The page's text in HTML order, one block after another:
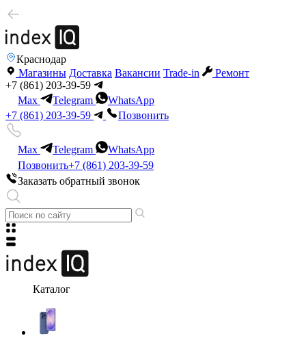
Краснодар
Магазины Доставка Вакансии Trade-in
Ремонт
+7 (861) 203-39-59
Max
Telegram
WhatsApp
+7 (861) 203-39-59
Позвонить
Max Telegram
WhatsApp
Позвонить+7 (861) 203-39-59
Заказать обратный звонок
Каталог